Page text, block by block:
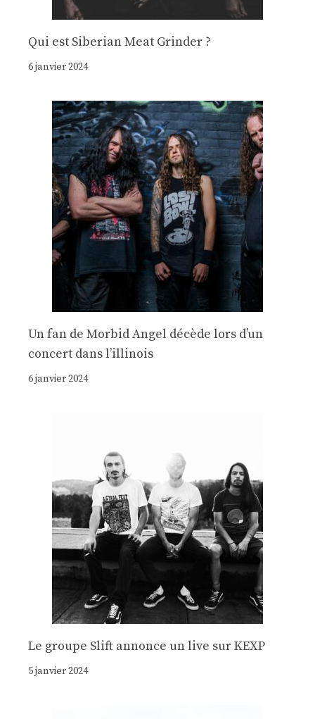
Qui est Siberian Meat Grinder ?
6 janvier 2024
Un fan de Morbid Angel décède lors d’un
concert dans l’illinois
6 janvier 2024
Le groupe Slift annonce un live sur KEXP
5 janvier 2024